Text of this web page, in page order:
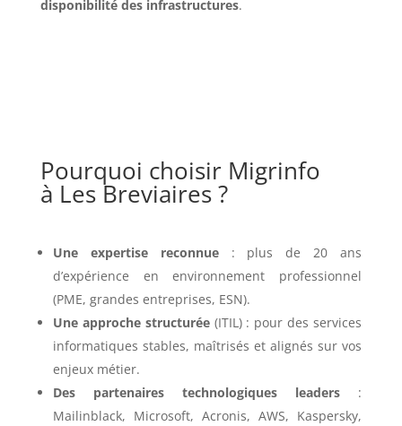
disponibilité des infrastructures.
Pourquoi choisir Migrinfo
à Les Breviaires ?
Une expertise reconnue: plus de 20 ans
d’expérience en environnement professionnel
(PME, grandes entreprises, ESN).
Une approche structurée(ITIL) : pour des services
informatiques stables, maîtrisés et alignés sur vos
enjeux métier.
Des partenaires technologiques leaders :
Mailinblack, Microsoft, Acronis, AWS, Kaspersky,